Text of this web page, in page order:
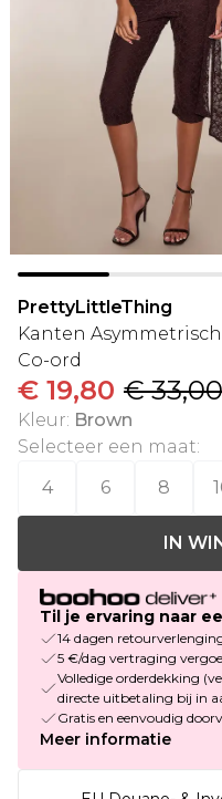
PrettyLittleThing
Kanten
Co-ord
€ 19,80 € 33,00
Kleur: Brown
Selecteer een maat:
4
6 8
IN
Til je ervaring naar
14 dagen
5 €/dag vertraging
Volledige orderdekking
directe uitbetaling bij in
Gratis en eenvoudig
Meer informatie